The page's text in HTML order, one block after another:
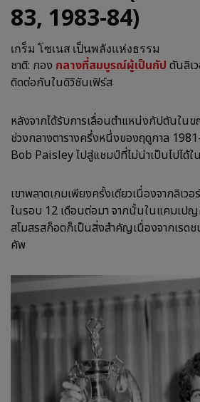
83, 1983-84)
เกร็ม โซเนส เป็นพลังแห่งธรรม
ชาติ: กอง กลางที่สมบูรณ์ผู้เป็นกัป ตันลิเ
ติดต่อกันในดิวิชันเฟิร์ส
หลังจากได้รับการเลื่อนตำแหน่งกัปตันใน
ช่วงกลางตารางครึ่งหนึ่งของฤดูกาล
Bob Paisley ไปสู่แชมป์ที่ไม่น่าเป็นไปได้
เขาพลาดเกมเพียงครั้งเดียวเนื่องจากลิเ
ในรอบ 12 เดือนต่อมา จากนั้นในแคมเป
สโมสรสก็อตก็เป็นสิ่งสำคัญเนื่องจากเรดช
คัพ